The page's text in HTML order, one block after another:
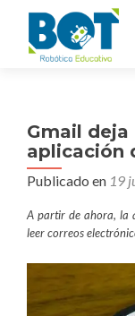
Gmail deja
aplicación
Publicado en 19
A partir de ahora, la
leer correos